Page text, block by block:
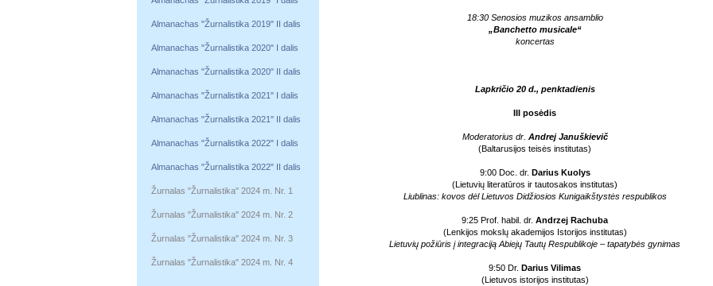
Almanachas "Žurnalistika 2019" II dalis
Almanachas "Žurnalistika 2020" I dalis
Almanachas "Žurnalistika 2020" II dalis
Almanachas "Žurnalistika 2021" I dalis
Almanachas "Žurnalistika 2021" II dalis
Almanachas "Žurnalistika 2022" I dalis
Almanachas "Žurnalistika 2022" II dalis
Žurnalas "Žurnalistika" 2024 m. Nr. 1
Žurnalas "Žurnalistika" 2024 m. Nr. 2
Žurnalas "Žurnalistika" 2024 m. Nr. 3
Žurnalas "Žurnalistika" 2024 m. Nr. 4
18:30 Senosios muzikos ansamblio
„Banchetto musicale“
koncertas
Lapkričio 20 d., penktadienis
III posėdis
Moderatorius dr. Andrej Januškievič
(Baltarusijos teisės institutas)
9:00 Doc. dr. Darius Kuolys
(Lietuvių literatūros ir tautosakos institutas)
Liublinas: kovos dėl Lietuvos Didžiosios Kunigaikštystės respublikos
9:25 Prof. habil. dr. Andrzej Rachuba
(Lenkijos mokslų akademijos Istorijos institutas)
Lietuvių požiūris į integraciją Abiejų Tautų Respublikoje – tapatybės gynimas
9:50 Dr. Darius Vilimas
(Lietuvos istorijos institutas)